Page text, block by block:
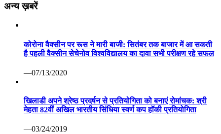
अन्य ख़बरें
कोरोना वैक्सीन पर रूस ने मारी बाजी: सितंबर तक बाजार में आ सकती
है पहली वैक्सीन सेचेनोव विश्वविद्यालय का दावा सभी परीक्षण रहे सफल
—07/13/2020
खिलाडी अपने श्रेष्ठ प्रदर्षन से प्रतियोगिता को बनाएं रोमांचक: श्री
मेहता 82वीं अखिल भारतीय सिंधिया स्वर्ण कप हॉकी प्रतियोगिता
—03/24/2019